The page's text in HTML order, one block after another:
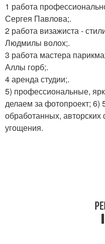
1 работа
Сергея Павлова;.
2 работа визажиста -
Людмилы волох;.
3 работа мастера
Аллы горб;.
4 аренда студии;.
5) профессиональные,
делаем за фотопроект; 6)
обработанных,
угощения.